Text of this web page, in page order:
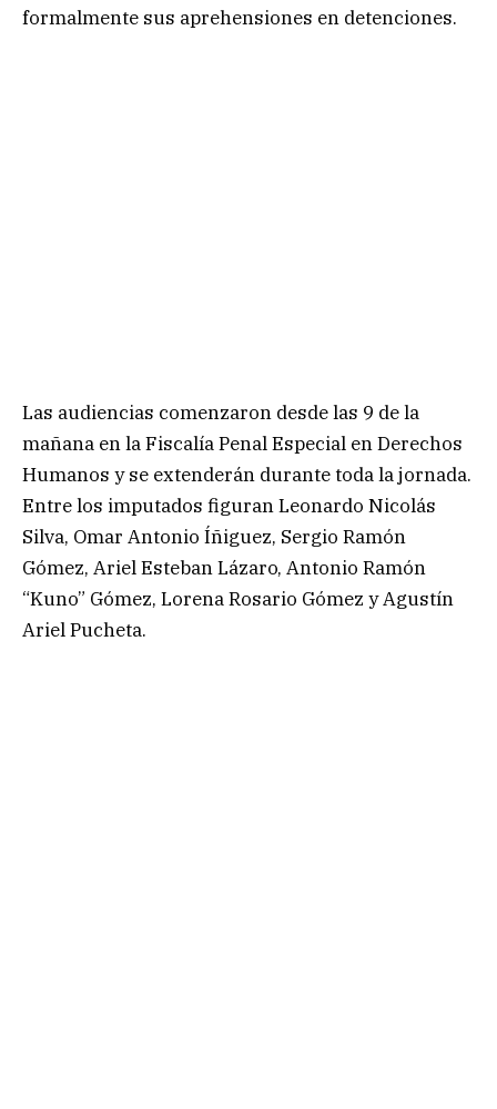
formalmente sus aprehensiones en detenciones.
Las audiencias comenzaron desde las 9 de la
mañana en la Fiscalía Penal Especial en Derechos
Humanos y se extenderán durante toda la jornada.
Entre los imputados figuran Leonardo Nicolás
Silva, Omar Antonio Íñiguez, Sergio Ramón
Gómez, Ariel Esteban Lázaro, Antonio Ramón
“Kuno” Gómez, Lorena Rosario Gómez y Agustín
Ariel Pucheta.